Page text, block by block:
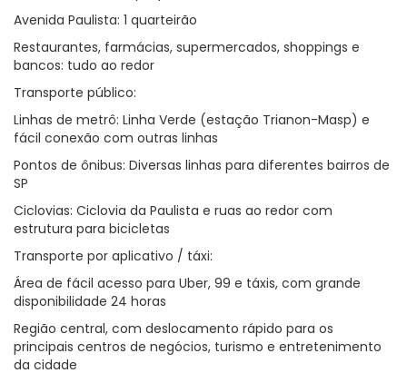
Avenida Paulista: 1 quarteirão
Restaurantes, farmácias, supermercados, shoppings e
bancos: tudo ao redor
Transporte público:
Linhas de metrô: Linha Verde (estação Trianon-Masp) e
fácil conexão com outras linhas
Pontos de ônibus: Diversas linhas para diferentes bairros de
SP
Ciclovias: Ciclovia da Paulista e ruas ao redor com
estrutura para bicicletas
Transporte por aplicativo / táxi:
Área de fácil acesso para Uber, 99 e táxis, com grande
disponibilidade 24 horas
Região central, com deslocamento rápido para os
principais centros de negócios, turismo e entretenimento
da cidade